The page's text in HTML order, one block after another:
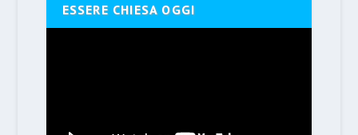
ESSERE CHIESA OGGI